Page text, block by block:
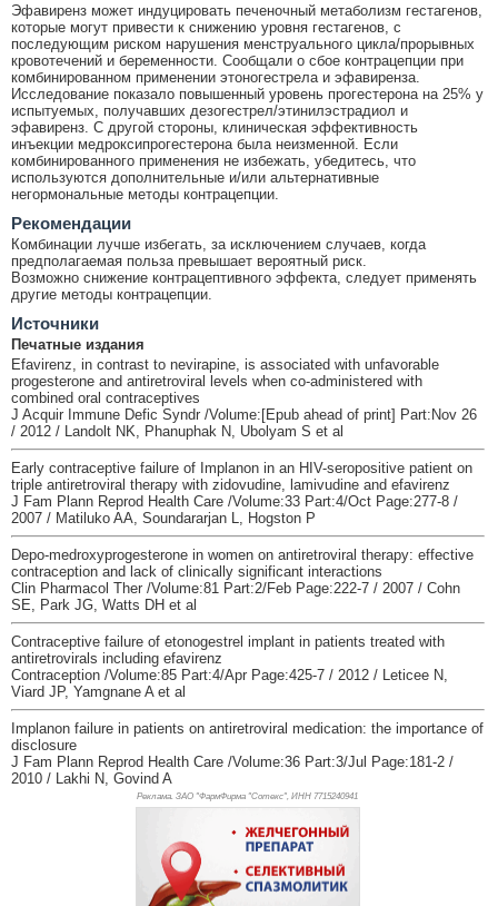
Эфавиренз может индуцировать печеночный метаболизм гестагенов,
которые могут привести к снижению уровня гестагенов, с
последующим риском нарушения менструального цикла/прорывных
кровотечений и беременности. Сообщали о сбое контрацепции при
комбинированном применении этоногестрела и эфавиренза.
Исследование показало повышенный уровень прогестерона на 25% у
испытуемых, получавших дезогестрел/этинилэстрадиол и
эфавиренз. С другой стороны, клиническая эффективность
инъекции медроксипрогестерона была неизменной. Если
комбинированного применения не избежать, убедитесь, что
используются дополнительные и/или альтернативные
негормональные методы контрацепции.
Рекомендации
Комбинации лучше избегать, за исключением случаев, когда
предполагаемая польза превышает вероятный риск.
Возможно снижение контрацептивного эффекта, следует применять
другие методы контрацепции.
Источники
Печатные издания
Efavirenz, in contrast to nevirapine, is associated with unfavorable
progesterone and antiretroviral levels when co-administered with
combined oral contraceptives
J Acquir Immune Defic Syndr /Volume:[Epub ahead of print] Part:Nov 26
/ 2012 / Landolt NK, Phanuphak N, Ubolyam S et al
Early contraceptive failure of Implanon in an HIV-seropositive patient on
triple antiretroviral therapy with zidovudine, lamivudine and efavirenz
J Fam Plann Reprod Health Care /Volume:33 Part:4/Oct Page:277-8 /
2007 / Matiluko AA, Soundararjan L, Hogston P
Depo-medroxyprogesterone in women on antiretroviral therapy: effective
contraception and lack of clinically significant interactions
Clin Pharmacol Ther /Volume:81 Part:2/Feb Page:222-7 / 2007 / Cohn
SE, Park JG, Watts DH et al
Contraceptive failure of etonogestrel implant in patients treated with
antiretrovirals including efavirenz
Contraception /Volume:85 Part:4/Apr Page:425-7 / 2012 / Leticee N,
Viard JP, Yamgnane A et al
Implanon failure in patients on antiretroviral medication: the importance of
disclosure
J Fam Plann Reprod Health Care /Volume:36 Part:3/Jul Page:181-2 /
2010 / Lakhi N, Govind A
Реклама. ЗАО "ФармФирма "Сотекс", ИНН 7715240941